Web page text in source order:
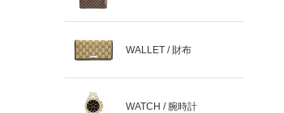
WALLET / 財布
WATCH / 腕時計